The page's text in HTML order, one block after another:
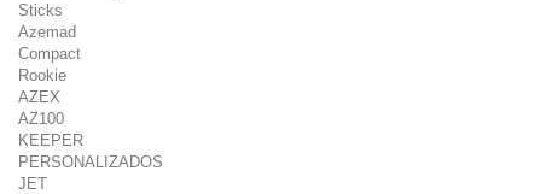
Sticks
Azemad
Compact
Rookie
AZEX
AZ100
KEEPER
PERSONALIZADOS
JET